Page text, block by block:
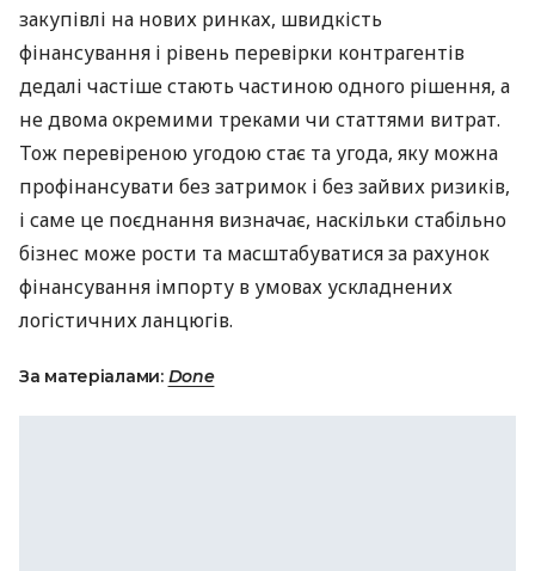
закупівлі на нових ринках, швидкість
фінансування і рівень перевірки контрагентів
дедалі частіше стають частиною одного рішення, а
не двома окремими треками чи статтями витрат.
Тож перевіреною угодою стає та угода, яку можна
профінансувати без затримок і без зайвих ризиків,
і саме це поєднання визначає, наскільки стабільно
бізнес може рости та масштабуватися за рахунок
фінансування імпорту в умовах ускладнених
логістичних ланцюгів.
За матеріалами: Done